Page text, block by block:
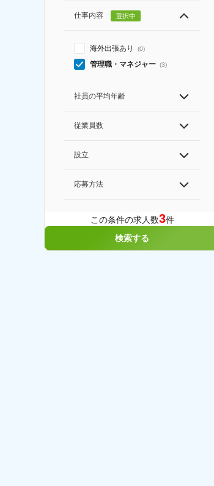
仕事内容 選択中
海外出張あり (0)
管理職・マネジャー (3)
社員の平均年齢
従業員数
設立
応募方法
この条件の求人数3件
検索する
株式会社ゲー
【庶務アシスタ
シリーズ開発企
気